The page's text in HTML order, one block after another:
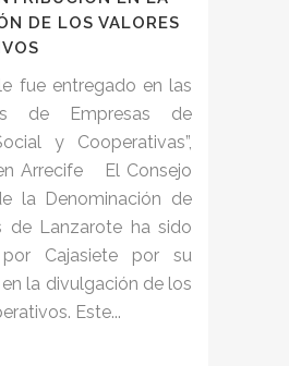
DE LOS VALORES
fue entregado en las
de Empresas de
y Cooperativas”,
Arrecife El Consejo
la Denominación de
de Lanzarote ha sido
Cajasiete por su
la divulgación de los
Este...